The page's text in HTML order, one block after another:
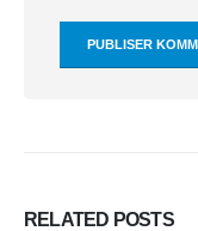
RELATED POSTS